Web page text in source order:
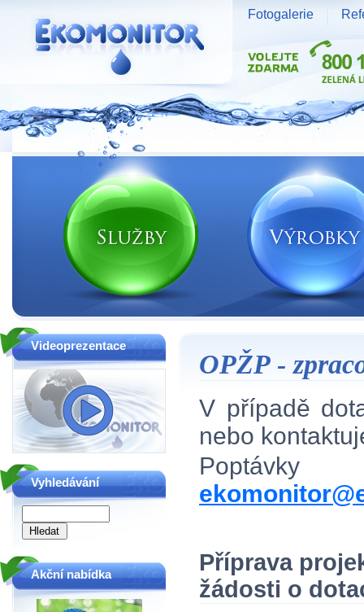
OPŽP -
V případě
nebo
Příprava
žádosti o
Videoprezentace
Vyhledávání
Akční nabídka
Vodní zdroje Ekomonitor spol. s r.o.
Fotogalerie